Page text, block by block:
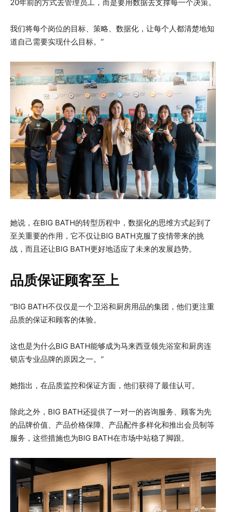
20年前的方式去管理员工，而是要用数据去支撑每一个决策。
我们将每个岗位的目标、策略、数据化，让每个人都清楚地知
道自己需要实现什么目标。”
她说，在BIG BATH的转型历程中，数据化的思维方式起到了
至关重要的作用，它不仅让BIG BATH克服了疫情带来的挑
战，而且还让BIG BATH更好地适应了未来的发展趋势。
品质保证顾客至上
“BIG BATH不仅仅是一个卫浴和厨房用品的集团，他们更注重
品质的保证和顾客的体验。
这也是为什么BIG BATH能够成为马来西亚领先浴室和厨房连
锁店专业品牌的原因之一。”
她指出，在品质监控和保证方面，他们获得了最佳认可。
除此之外，BIG BATH还提供了一对一的咨询服务、顾客为先
的品牌价值、产品价格保障、产品配件多样化和推出会员制等
服务，这些措施也为BIG BATH在市场中站稳了脚跟。